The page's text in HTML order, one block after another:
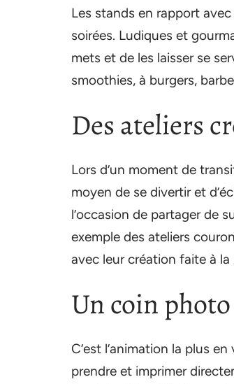
Les stands en rapport
soirées. Ludiques et
mets et de les laisser se
smoothies, à burgers,
Des ateliers
Lors d’un moment de
moyen de se divertir et
l’occasion de partager de
exemple des ateliers
avec leur création faite à la
Un coin photo
C’est l’animation la plus
prendre et imprimer